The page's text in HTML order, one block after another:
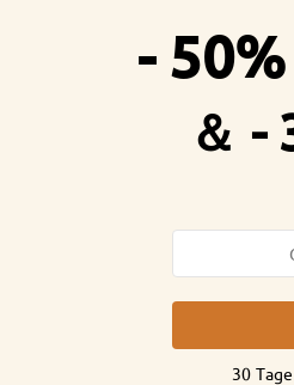
-
＆ -
30